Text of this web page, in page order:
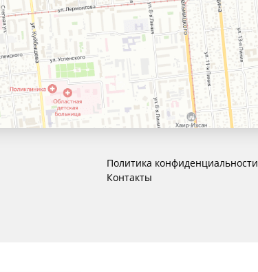
Политика конфиденциальности
Контакты